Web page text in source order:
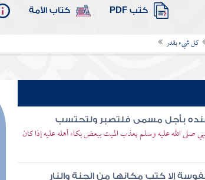
كتب PDF كتاب الأمة
كل شيء بقدر
عنده بأجل مسمى فلتصبر ولتحتسب
الله عليه وسلم يعذب الميت ببعض بكاء أهله عليه إذا كان
إلا كتب مكانها من الجنة والنار